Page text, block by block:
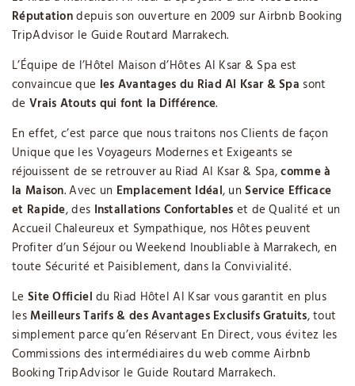
Réputationdepuis son ouverture en 2009 sur Airbnb Booking
TripAdvisor le Guide Routard Marrakech.
L’Équipe de l’Hôtel Maison d’Hôtes Al Ksar & Spa est
convaincue que les Avantages du Riad Al Ksar & Spa sont
de Vrais Atouts qui font la Différence.
En effet, c’est parce que nous traitons nos Clients de façon
Unique que les Voyageurs Modernes et Exigeants se
réjouissent de se retrouver au Riad Al Ksar & Spa,comme à
la Maison. Avec un Emplacement Idéal, unService Efficace
et Rapide, des Installations Confortables et de Qualité et un
Accueil Chaleureux et Sympathique, nos Hôtes peuvent
Profiter d’un Séjour ou Weekend Inoubliable à Marrakech, en
toute Sécurité et Paisiblement, dans la Convivialité.
Le Site Officiel du Riad Hôtel Al Ksar vous garantit en plus
les Meilleurs Tarifs & des Avantages Exclusifs Gratuits, tout
simplement parce qu’en Réservant En Direct, vous évitez les
Commissions des intermédiaires du web comme Airbnb
Booking TripAdvisor le Guide Routard Marrakech.